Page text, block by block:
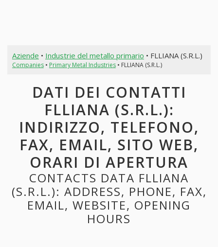
Aziende • Industrie del metallo primario • FLLIANA (S.R.L.)
Companies• Primary Metal Industries• FLLIANA (S.R.L.)
DATI DEI CONTATTI
FLLIANA (S.R.L.):
INDIRIZZO, TELEFONO,
FAX, EMAIL, SITO WEB,
ORARI DI APERTURA
CONTACTS DATA FLLIANA
(S.R.L.): ADDRESS, PHONE, FAX,
EMAIL, WEBSITE, OPENING
HOURS